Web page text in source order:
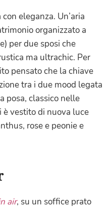
eleganza. Un’aria
organizzato a
per due sposi che
ma ultrachic. Per
pensato che la chiave
tra i due mood legata
posa, classico nelle
vestito di nuova luce
rose e peonie e
air, su un soffice prato